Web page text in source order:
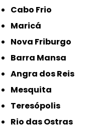
Cabo Frio
Maricá
Nova Friburgo
Barra Mansa
Angra dos Reis
Mesquita
Teresópolis
Rio das Ostras